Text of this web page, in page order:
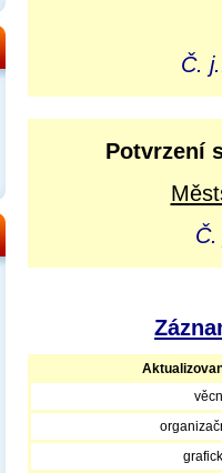
Č.
Potvrzení